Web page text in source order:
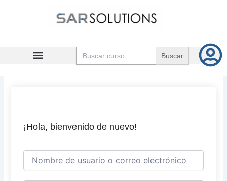
Buscar:
¡Hola, bienvenido de nuevo!